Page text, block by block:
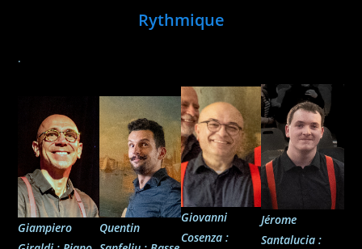
Rythmique
.
Giampiero
Quentin
Giovanni
Cosenza :
Jérome
Santalucia :